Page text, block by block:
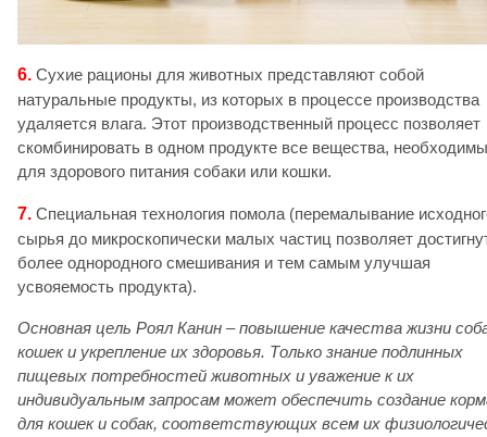
6. Сухие рационы для животных представляют собой
натуральные продукты, из которых в процессе производства
удаляется влага. Этот производственный процесс позволяет
скомбинировать в одном продукте все вещества,
для здорового питания собаки или кошки.
7. Специальная технология помола (перемалывание
сырья до микроскопически малых частиц позволяет
более однородного смешивания и тем самым улучшая
усвояемость продукта).
Основная цель Роял Канин – повышение качества жизни
кошек и укрепление их здоровья. Только знание подлинных
пищевых потребностей животных и уважение к их
индивидуальным запросам может обеспечить создание
для кошек и собак, соответствующих всем их